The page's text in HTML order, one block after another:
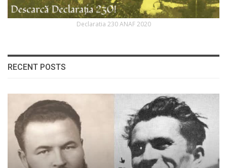
Declaratia 230 ANAF 2020
RECENT POSTS